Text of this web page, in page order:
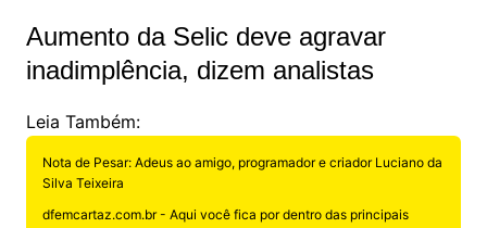
Aumento da Selic deve agravar
inadimplência, dizem analistas
Leia Também:
Nota de Pesar: Adeus ao amigo, programador e criador Luciano da
Silva Teixeira
dfemcartaz.com.br - Aqui você fica por dentro das principais